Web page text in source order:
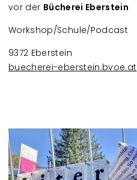
vor der Bücherei Eberstein
Workshop/Schule/Podcast
9372 Eberstein
buecherei-eberstein.bvoe.at